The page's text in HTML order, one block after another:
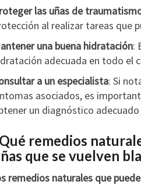
las uñas de
al realizar tareas que
una buena hidratación:
adecuada en todo el
a un especialista: Si
asociados, es
un diagnóstico
remedios
que se vuelven
remedios naturales que